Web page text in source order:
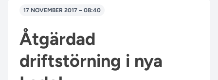
17 NOVEMBER 2017 – 08:40
Åtgärdad
driftstörning i nya